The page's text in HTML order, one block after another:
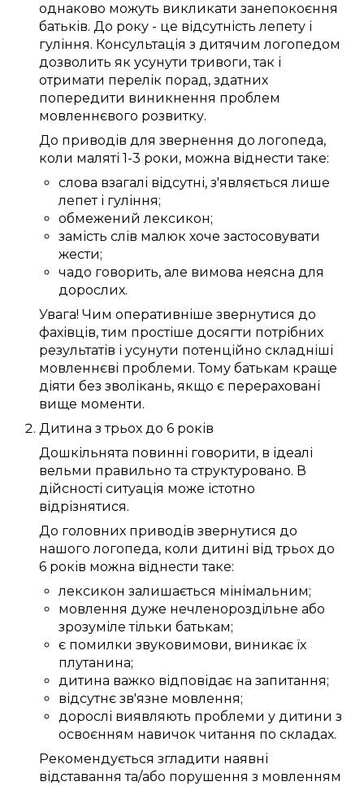
однаково можуть викликати занепокоєння
батьків. До року - це відсутністьлепету і
гуління. Консультація з дитячим логопедом
дозволить як усунутитривоги, так і
отримати перелік порад, здатних
попередити виникнення проблем
мовленнєвого розвитку.
До приводів для звернення дологопеда,
коли маляті 1-3 роки, можна віднести таке:
слова взагалі відсутні, з'являється лише
лепеті гуління;
обмежений лексикон;
замість слів малюк хоче застосовувати
жести;
чадо говорить, але вимова неясна для
дорослих.
Увага! Чим оперативніше звернутися до
фахівців, тим простіше досягти потрібних
результатів і усунути потенційно складніші
мовленнєві проблеми.Тому батькам краще
діяти без зволікань, якщо є перераховані
вище моменти.
Дитина з трьох до 6 років
Дошкільнята повинні говорити, в ідеалі
вельми правильно та структуровано. В
дійсності ситуація може істотно
відрізнятися.
До головних приводів звернутися до
нашогологопеда, коли дитині від трьох до
6 років можна віднести таке:
лексикон залишається мінімальним;
мовлення дуже нечленороздільне або
зрозуміле тільки батькам;
є помилки звуковимови, виникає їх
плутанина;
дитина важко відповідає на запитання;
відсутнє зв'язне мовлення;
дорослі виявляють проблеми у дитини з
освоєнням навичок читання по складах.
Рекомендується згладити наявні
відставання та/або порушення з мовленням